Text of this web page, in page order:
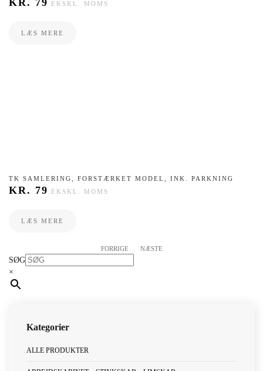
KR. 79 EKSKL. MOMS
LÆS MERE
TK SAMLERING, FORSTÆRKET MODEL, INK. PARKNING
KR. 79 EKSKL. MOMS
LÆS MERE
FORRIGE NÆSTE
SØG
×
ALLE PRODUKTER